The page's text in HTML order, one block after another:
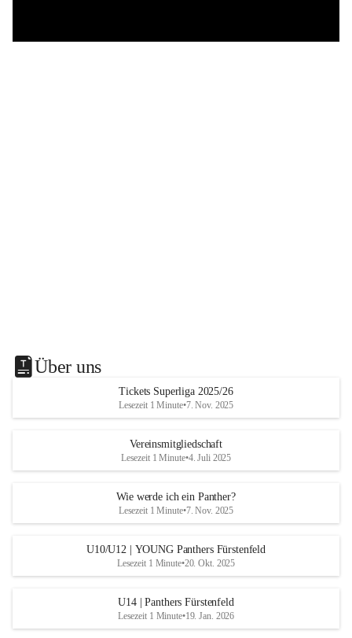
Über uns
Tickets Superliga 2025/26
Lesezeit 1 Minute•7. Nov. 2025
Vereinsmitgliedschaft
Lesezeit 1 Minute•4. Juli 2025
Wie werde ich ein Panther?
Lesezeit 1 Minute•7. Nov. 2025
U10/U12 | YOUNG Panthers Fürstenfeld
Lesezeit 1 Minute•20. Okt. 2025
U14 | Panthers Fürstenfeld
Lesezeit 1 Minute•19. Jan. 2026